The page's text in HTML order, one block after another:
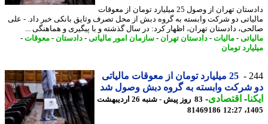
دادستان تهران از وصول 25 میلیارد تومان از معوقات
دو شرکت وابسته به گروه دبش از محل تصرف وثایق بانکی خبر داد. - علی
دادستان تهران، اظهار کرد: در سال گذشته و با پیگیری و هماهنگی ...
-مالیات-دادستان تهران- سازمان امور مالیاتی-دادستان-معوقات-
تومان
25 میلیارد تومان از معوقات مالیاتی
شرکت وابسته به گروه دبش وصول شد
-اقتصادی-
83 روز پیش - شنبه 26 اردیبهشت
81469186